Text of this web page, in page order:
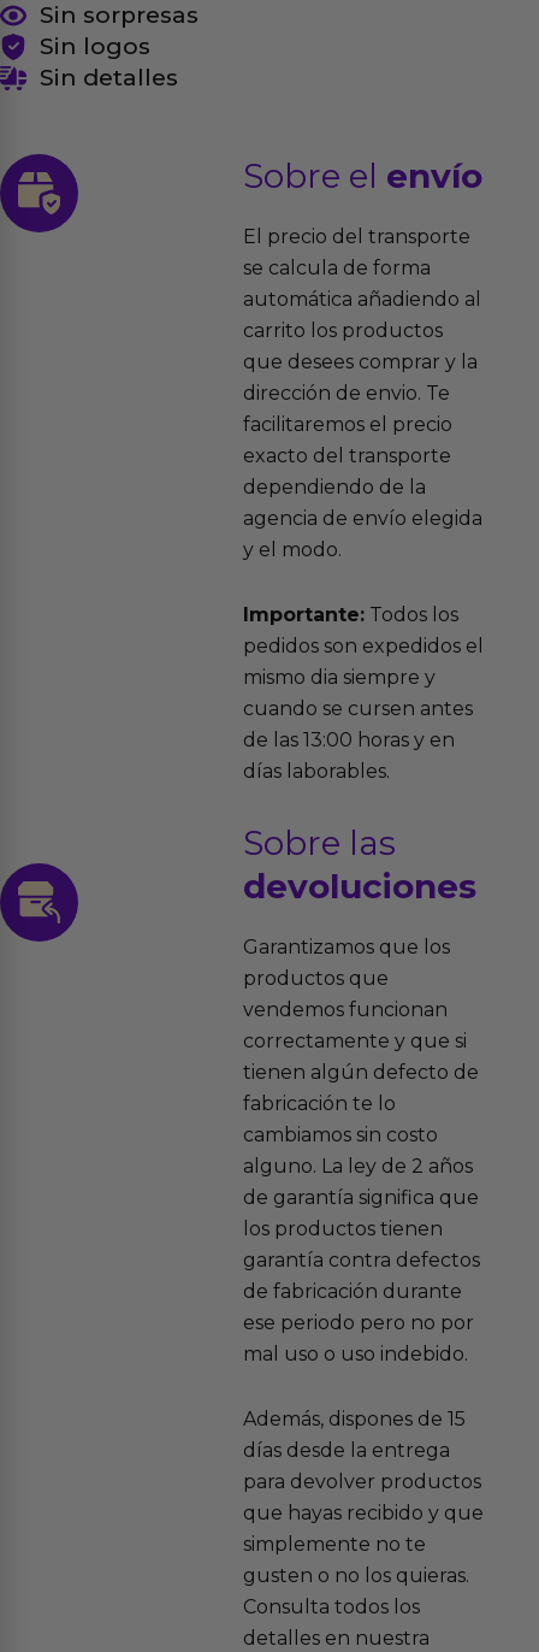
Sin sorpresas
Sin logos
Sin detalles
Sobre el envío
El precio del transporte
se calcula de forma
automática añadiendo al
carrito los productos
que desees comprar y la
dirección de envio. Te
facilitaremos el precio
exacto del transporte
dependiendo de la
agencia de envío elegida
y el modo.
Importante:Todos los
pedidos son expedidos el
mismo dia siempre y
cuando se cursen antes
de las 13:00 horas y en
días laborables.
Sobre las
devoluciones
Garantizamos que los
productos que
vendemos funcionan
correctamente y que si
tienen algún defecto de
fabricación te lo
cambiamos sin costo
alguno. La ley de 2 años
de garantía significa que
los productos tienen
garantía contra defectos
de fabricación durante
ese periodo pero no por
mal uso o uso indebido.
Además, dispones de 15
días desde la entrega
para devolver productos
que hayas recibido y que
simplemente no te
gusten o no los quieras.
Consulta todos los
detalles en nuestra